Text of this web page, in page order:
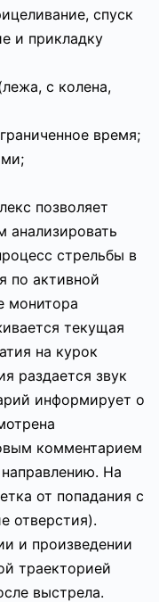
спуск
и прикладку
с колена,
время;
позволяет
анализировать
стрельбы в
по активной
монитора
текущая
на курок
раздается звук
информирует о
комментарием
На
от попадания с
отверстия).
и произведении
траекторией
выстрела.